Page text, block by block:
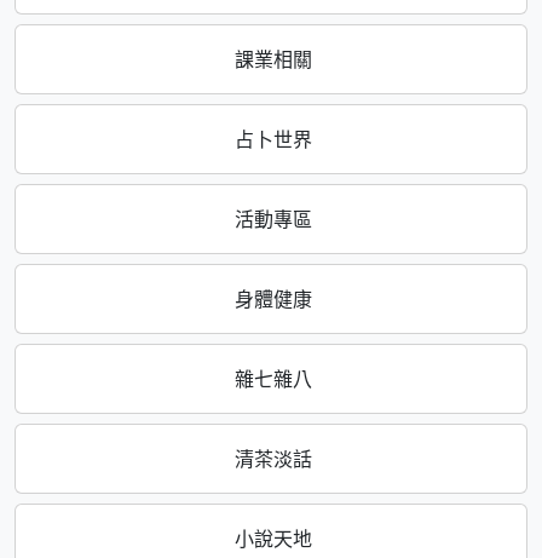
課業相關
占卜世界
活動專區
身體健康
雜七雜八
清茶淡話
小說天地